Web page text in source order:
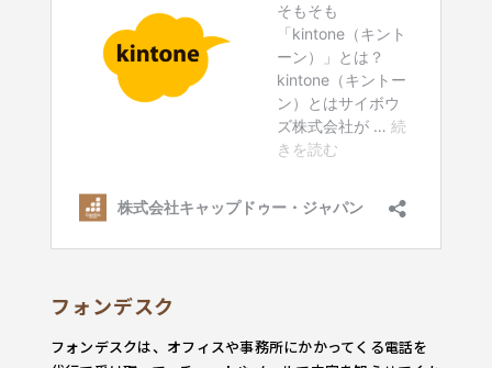
フォンデスク
フォンデスクは、オフィスや事務所にかかってくる電話を